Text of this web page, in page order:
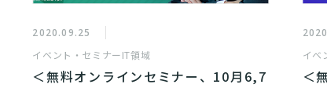
2020.09.25
イベント・セミナーIT領域
＜無料オンラインセミナー、10月6,7
イベ
＜